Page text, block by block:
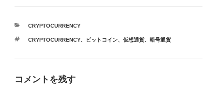
カ
ゴ
CRYPTOCURRENCY
タ
CRYPTOCURRENCY、 ビットコイン、 仮想通貨、 暗号通貨
コメントを残す